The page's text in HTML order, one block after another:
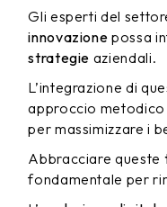
Gli esperti del
innovazione possa
strategie aziendali.
L’integrazione di
approccio metodico
per massimizzare i
Abbracciare queste
fondamentale per